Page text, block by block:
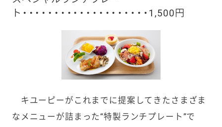
ト・・・・・・・・・・・・・・・・・・・・1,500円
キユーピーがこれまでに提案してきたさまざま
なメニューが詰まった“特製ランチプレート”で